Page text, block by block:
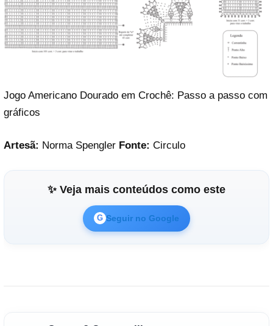
Jogo Americano Dourado em Crochê: Passo a passo com
gráficos
Artesã: Norma Spengler Fonte: Circulo
✨ Veja mais conteúdos como este
G Seguir no Google